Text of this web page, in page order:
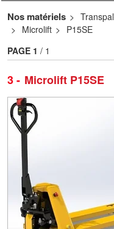
Nos matériels
Microlift
P15SE
3 Microlift P15SE
PAGE 1 / 1